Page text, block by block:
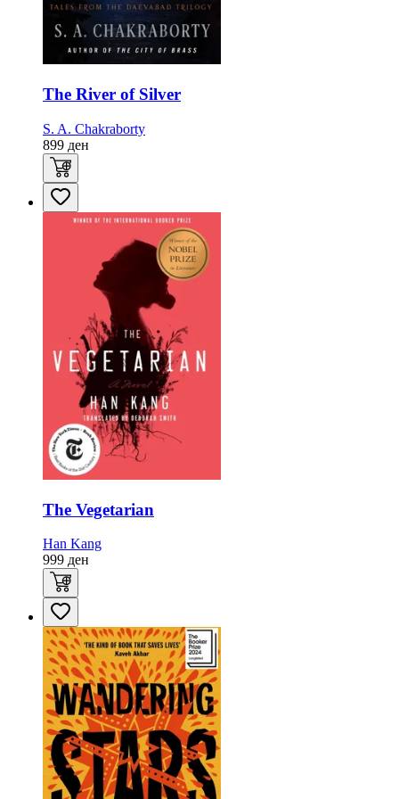
The River of Silver
S. A. Chakraborty
899 ден
The Vegetarian
Han Kang
999 ден